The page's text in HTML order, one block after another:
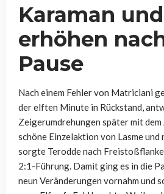
Karaman
erhöhen
Pause
Nach einem Fehler von Matriciani
der elften Minute in Rückstand,
Zeigerumdrehungen später mit
schöne Einzelaktion von Lasme und
sorgte Terodde nach
2:1-Führung. Damit ging es in die
neun Veränderungen vornahm und